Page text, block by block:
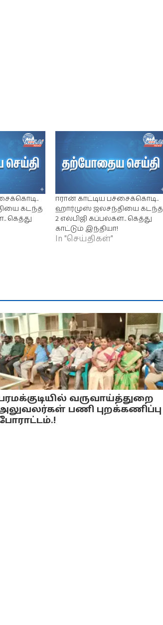
கடந்த
கெத்து
ஈரான் காட்டிய பச்சைக்கொடி..
ஹார்முஸ் ஜலசந்தியை கடந்த
2 எல்பிஜி கப்பல்கள்.. கெத்து
காட்டும் இந்தியா!
In "செய்திகள்"
வருவாய்த்துறை
பணி புறக்கணிப்பு